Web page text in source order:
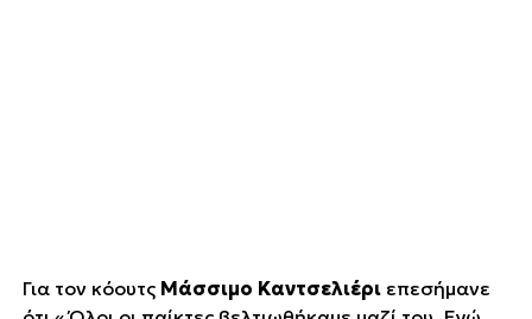
Για τον κόουτς Μάσσιμο Καντσελιέριεπεσήμανε